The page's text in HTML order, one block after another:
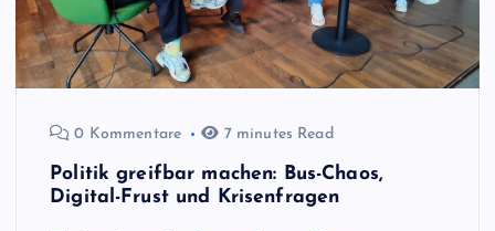
0 Kommentare 7 minutes Read
Politik greifbar machen: Bus-Chaos,
Digital-Frust und Krisenfragen